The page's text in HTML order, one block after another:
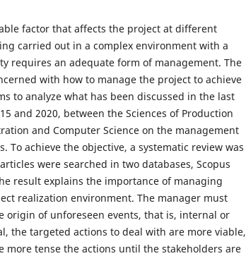
factor that affects the project at different
carried out in a complex environment with a
requires an adequate form of management. The
with how to manage the project to achieve
to analyze what has been discussed in the last
and 2020, between the Sciences of Production
and Computer Science on the management
To achieve the objective, a systematic review was
were searched in two databases, Scopus
result explains the importance of managing
realization environment. The manager must
origin of unforeseen events, that is, internal or
the targeted actions to deal with are more viable,
more tense the actions until the stakeholders are